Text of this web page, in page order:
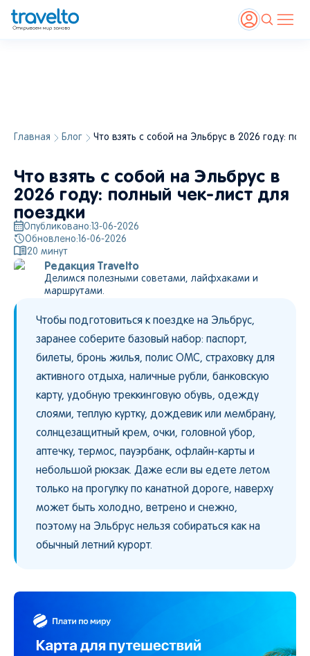
Главная Блог Что взять с собой на Эльбрус в 2026 году:
Что взять с собой на Эльбрус в
2026 году: полный чек-лист для
поездки
Опубликовано: 13-06-2026
Обновлено: 16-06-2026
20 минут
Редакция Travelto
Делимся полезными советами, лайфхаками и
маршрутами.
Чтобы подготовиться к поездке на Эльбрус,
заранее соберите базовый набор: паспорт,
билеты, бронь жилья, полис ОМС, страховку для
активного отдыха, наличные рубли, банковскую
карту, удобную треккинговую обувь, одежду
слоями, теплую куртку, дождевик или мембрану,
солнцезащитный крем, очки, головной убор,
аптечку, термос, пауэрбанк, офлайн-карты и
небольшой рюкзак. Даже если вы едете летом
только на прогулку по канатной дороге, наверху
может быть холодно, ветрено и снежно,
поэтому на Эльбрус нельзя собираться как на
обычный летний курорт.